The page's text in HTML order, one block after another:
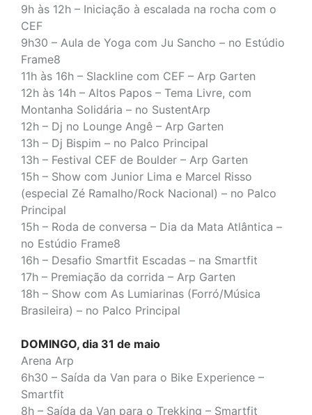
9h às 12h – Iniciação à escalada na rocha com o
CEF
9h30 – Aula de Yoga com Ju Sancho – no Estúdio
Frame8
11h às 16h – Slackline com CEF – Arp Garten
12h às 14h – Altos Papos – Tema Livre, com
Montanha Solidária – no SustentArp
12h – Dj no Lounge Angê – Arp Garten
13h – Dj Bispim – no Palco Principal
13h – Festival CEF de Boulder – Arp Garten
15h – Show com Junior Lima e Marcel Risso
(especial Zé Ramalho/Rock Nacional) – no Palco
Principal
15h – Roda de conversa – Dia da Mata Atlântica –
no Estúdio Frame8
16h – Desafio Smartfit Escadas – na Smartfit
17h – Premiação da corrida – Arp Garten
18h – Show com As Lumiarinas (Forró/Música
Brasileira) – no Palco Principal
DOMINGO, dia 31 de maio
Arena Arp
6h30 – Saída da Van para o Bike Experience –
Smartfit
8h – Saída da Van para o Trekking – Smartfit